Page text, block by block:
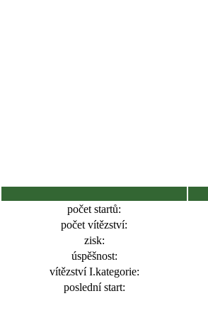
počet startů:
počet vítězství:
zisk:
úspěšnost:
vítězství I.kategorie:
poslední start: